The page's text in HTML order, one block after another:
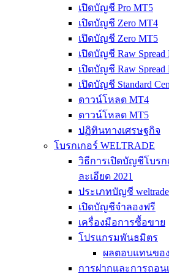
เปิดบัญชี Pro MT5
เปิดบัญชี Zero MT4
เปิดบัญชี Zero MT5
เปิดบัญชี Raw Spread
เปิดบัญชี Raw Spread
เปิดบัญชี Standard
ดาวน์โหลด MT4
ดาวน์โหลด MT5
ปฏิทินทางเศรษฐกิจ
โบรกเกอร์ WELTRADE
วิธีการเปิดบัญชีโบรก
ละเอียด 2021
ประเภทบัญชี weltrade
เปิดบัญชีจำลองฟรี
เครื่องมือการซื้อขาย
โปรแกรมพันธมิตร
ผลตอบแทนขอ
การฝากและการถอน